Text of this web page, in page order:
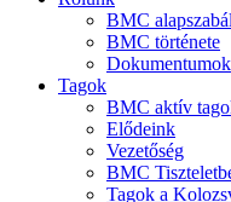
BMC
BMC története
Dokumentumok
Tagok
BMC aktív
Elődeink
Vezetőség
BMC
Tagok a